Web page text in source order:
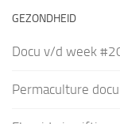
GEZONDHEID
Docu v/d week
Permaculture